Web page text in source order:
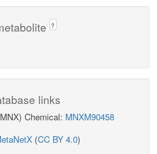
?
links
Chemical: MNXM90458
(CC BY 4.0)